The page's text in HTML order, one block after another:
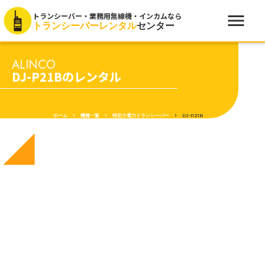
ALINCO
DJ-P21Bのレンタル
ホーム keyboard_arrow_right 機種一覧 keyboard_arrow_right 特定小電力トランシーバー keyboard_arrow_right DJ-P21B
network_cell
トランシーバー・業務用無線機・インカムなら
トランシーバーレンタルセンター menu